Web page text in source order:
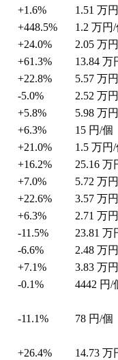
+1.6% 1.51 万
+448.5% 1.2 万円/
+24.0% 2.05 万
+61.3% 13.84 万
+22.8% 5.57 万
-5.0% 2.52 万
+5.8% 5.98 万
+6.3% 15 円/個
+21.0% 1.5 万円/
+16.2% 25.16 万
+7.0% 5.72 万
+22.6% 3.57 万
+6.3% 2.71 万
-11.5% 23.81 万
-6.6% 2.48 万
+7.1% 3.83 万
-0.1% 4442 円/
-11.1% 78 円/個
+26.4% 14.73 万